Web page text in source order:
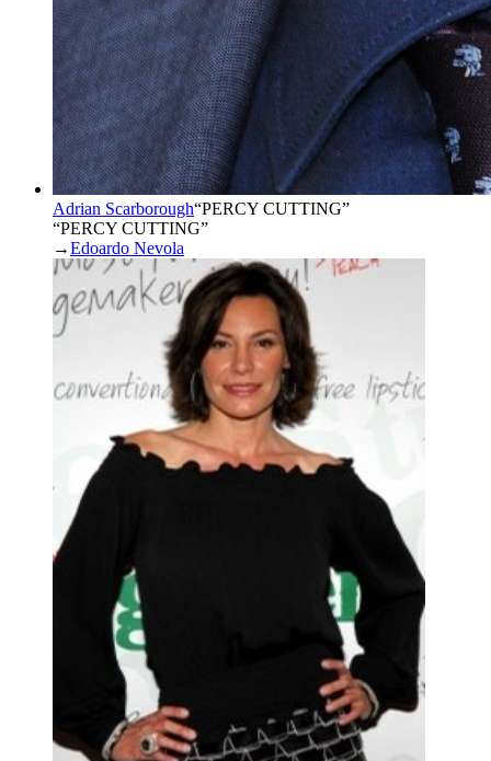
Adrian Scarborough“PERCY CUTTING”
“PERCY CUTTING”
→Edoardo Nevola